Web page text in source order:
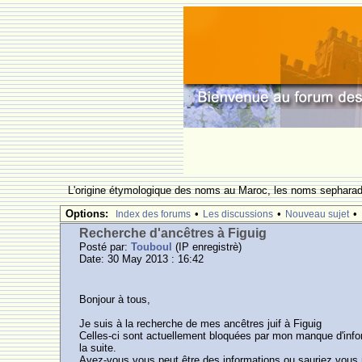
L'origine étymologique des noms au Maroc, les noms
Options:
Index des forums • Les discussions • Nouveau sujet •
Recherche d'ancêtres à Figuig
Posté par:Touboul (IP enregistrè)
Date: 30 May 2013 : 16:42
Bonjour à tous,
Je suis à la recherche de mes ancêtres juif à Figuig
Celles-ci sont actuellement bloquées par mon manque
la suite.